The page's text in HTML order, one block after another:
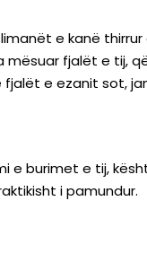
e kanë
fjalët e tij,
e ezanit sot,
e burimet e tij,
i pamundur.